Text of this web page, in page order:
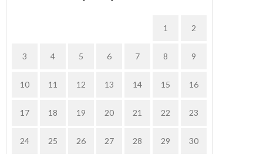
1 2
3 4 5 6 7 8 9
10 11 12 13 14 15 16
17 18 19 20 21 22 23
24 25 26 27 28 29 30